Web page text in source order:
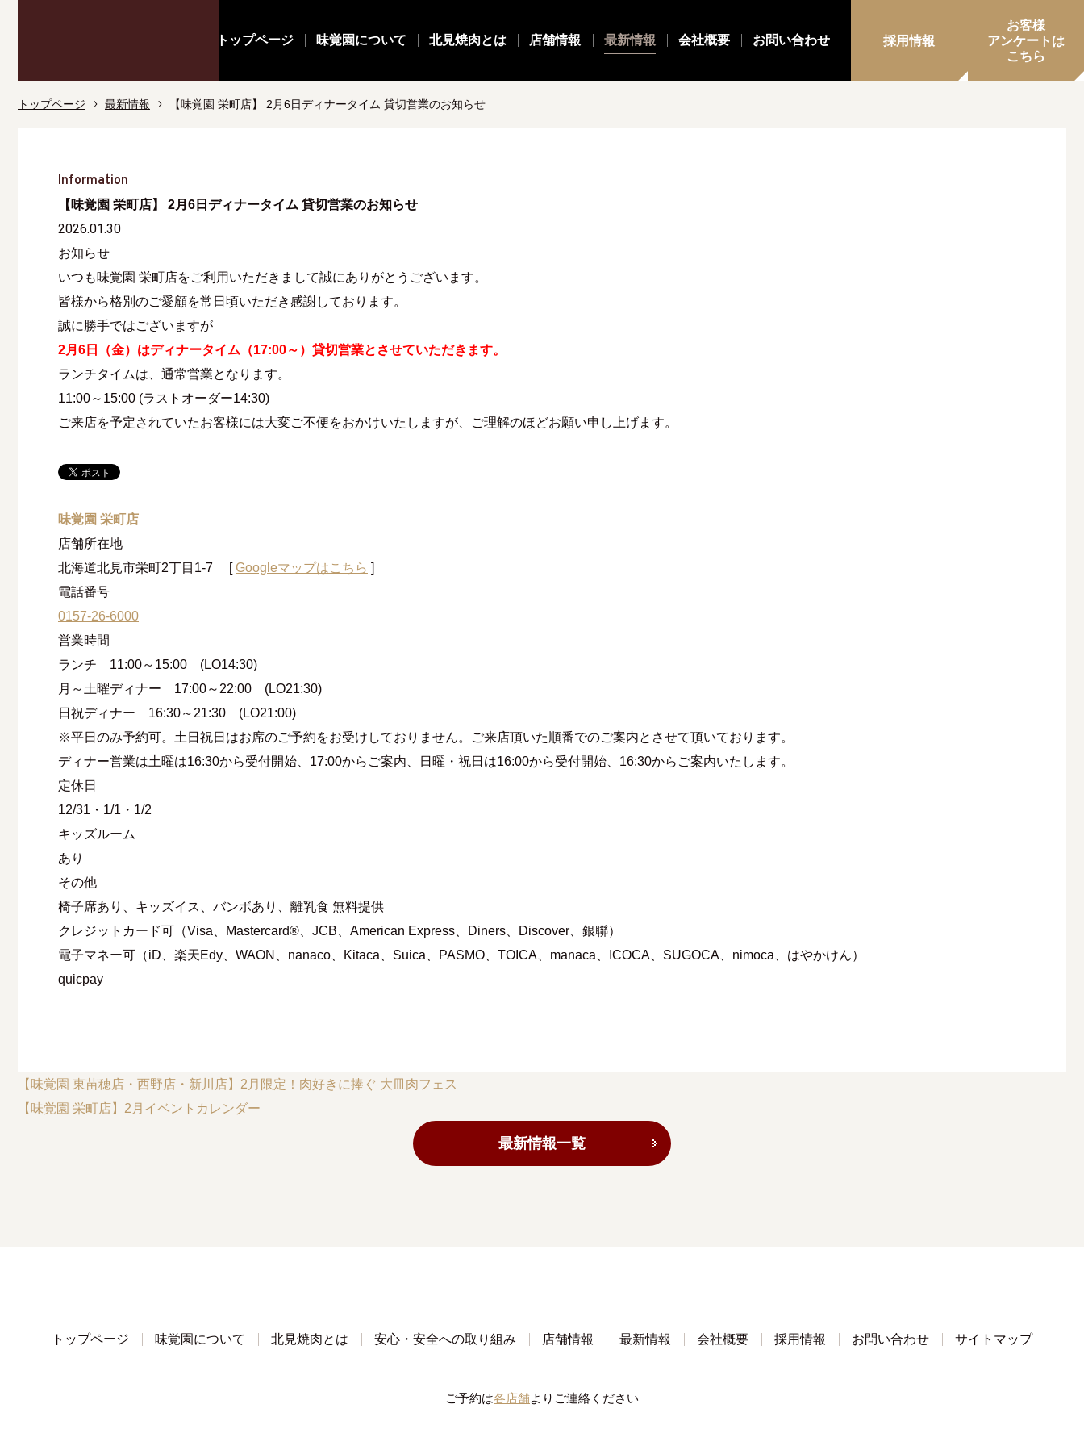
トップページ 味覚園について 北見焼肉とは 店舗情報 最新情報 会社概要 お問い合わせ 採用情報
お客様
アンケートは
こちら
トップページ 最新情報 【味覚園 栄町店】 2月6日ディナータイム 貸切営業のお知らせ
Information
【味覚園 栄町店】 2月6日ディナータイム 貸切営業のお知らせ
2026.01.30
お知らせ
いつも味覚園 栄町店をご利用いただきまして誠にありがとうございます。
皆様から格別のご愛顧を常日頃いただき感謝しております。
誠に勝手ではございますが
2月6日（金）はディナータイム（17:00～） 貸切営業とさせていただきます。
ランチタイムは、通常営業となります。
11:00～15:00 (ラストオーダー14:30)
ご来店を予定されていたお客様には大変ご不便をおかけいたしますが、ご理解のほどお願い申し上げます。
味覚園 栄町店
店舗所在地
北海道北見市栄町2丁目1-7
[Googleマップはこちら ]
電話番号
0157-26-6000
営業時間
ランチ 11:00～15:00 (LO14:30)
月～土曜ディナー 17:00～22:00 (LO21:30)
日祝ディナー 16:30～21:30 (LO21:00)
※平日のみ予約可。土日祝日はお席のご予約をお受けしておりません。ご来店頂いた順番でのご案内とさせて頂いております。
ディナー営業は土曜は16:30から受付開始、17:00からご案内、日曜・祝日は16:00から受付開始、16:30からご案内いたします。
定休⽇
12/31・1/1・1/2
キッズルーム
あり
その他
椅子席あり、キッズイス、バンボあり、離乳食 無料提供
クレジットカード可（Visa、Mastercard®、JCB、American Express、Diners、Discover、銀聯）
電子マネー可（iD、楽天Edy、WAON、nanaco、Kitaca、Suica、PASMO、TOICA、manaca、ICOCA、SUGOCA、nimoca、はやかけん）
quicpay
【味覚園 東苗穂店・西野店・新川店】2月限定！肉好きに捧ぐ 大皿肉フェス
【味覚園 栄町店】2月イベントカレンダー
最新情報一覧
トップページ 味覚園について 北見焼肉とは 安心・安全への取り組み 店舗情報 最新情報 会社概要 採用情報 お問い合わせ サイトマップ
ご予約は各店舗よりご連絡ください